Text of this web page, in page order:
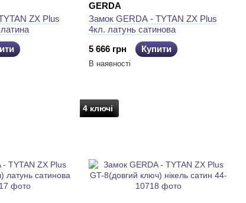
ZX Plus
GERDA
Замок GERDA - TYTAN ZX Plus
4кл. латунь сатинова
5 666 грн
Купити
В наявності
4 ключі